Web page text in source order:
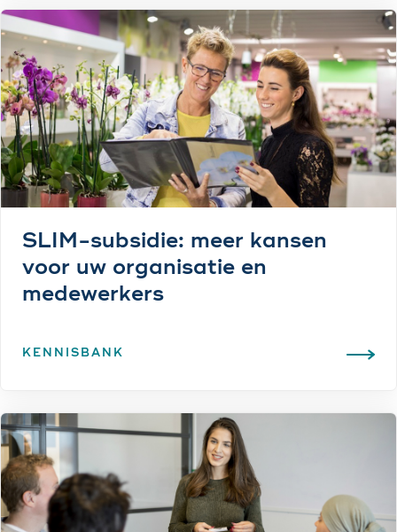
SLIM-subsidie: meer kansen
voor uw organisatie en
medewerkers
KENNISBANK